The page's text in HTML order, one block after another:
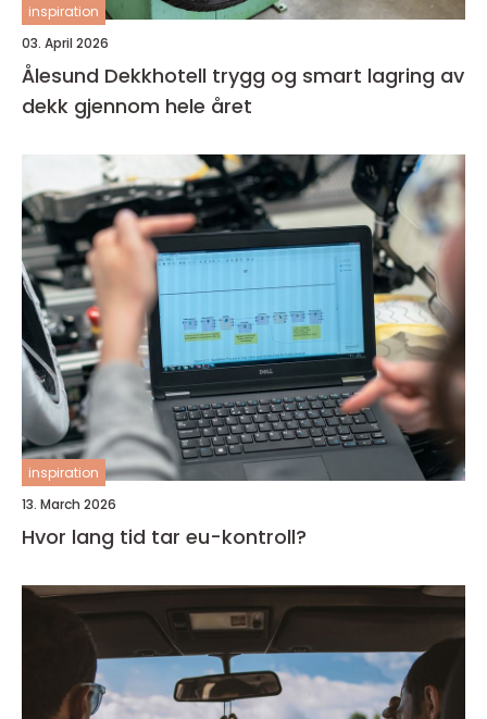
inspiration
03. April 2026
Ålesund Dekkhotell trygg og smart lagring av
dekk gjennom hele året
inspiration
13. March 2026
Hvor lang tid tar eu-kontroll?